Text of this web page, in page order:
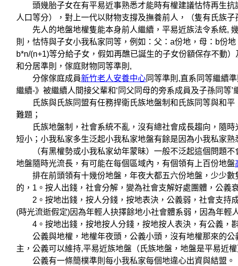
頭幾胎子女在有平易近事熟悉才能時有權建議怙恃再生抗
人口等分），對上一代以財物支撐及撫養前人，（隻有氏族子
先人的地盤地權隻能本身前人繼續，平易近族法令系統,
則，怙恃與子女小我私家同等，例如：父：a份地，母：b份
b*n/(n+1)等分給子女，假如再醮已誕生的子女份額保存不動
和分居準則，傢庭財物同等準則,
分傢傢庭成員新竹老人安養中心同等準則,直系同等繼續
繼續-》被繼續人間接父輩和‘同父同母的旁系成員及子孫同等’
氏族與氏族同盟有任務捍衛氏族地盤制和氏族同等與和平
難題；
氏族地盤制，社會系統不亂，沒有總社會成長趨向，隨時
短小；小我私家多生泛起小我私家地盤有餘是因為小我私家熟
（有黑權勢或小我私家幼年蒙昧）一般不泛起這個問題不
地盤隨時光流長，有可能在每個區域內，有個領有上百份地盤
排在前頭領有十幾份地盤，年夜大都五六份地盤，少少數
的，1。按人出錢，社會分解，變為社會支解好處團體，公義
2。按地出錢，按人分錢，按地表決，公義弱，社會支持
(時光流逝假定)因為年輕人抉擇餘地小社會體系弱，因為年輕
4。按地出錢，按地按人分錢，按地按人表決，有公義，
公義與地權，地權年夜頭，公義小頭，沒有地權那來的公
主，公義可以維持,平易近族地盤（氏族地盤，地盤是平易近
公義有一條簡樸準則每小我私家每個地違心出資與結盟。